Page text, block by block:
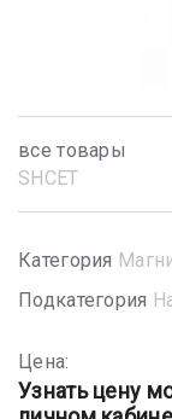
все товары
SHСET
Категория
Подкатегория
Цена:
Узнать цену